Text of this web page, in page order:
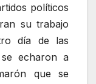
políticos
su trabajo
día de las
echaron a
que se